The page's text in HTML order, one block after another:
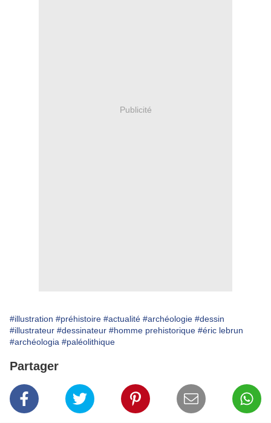
Publicité
#illustration #préhistoire #actualité #archéologie #dessin
#illustrateur #dessinateur #homme prehistorique #éric lebrun
#archéologia #paléolithique
Partager